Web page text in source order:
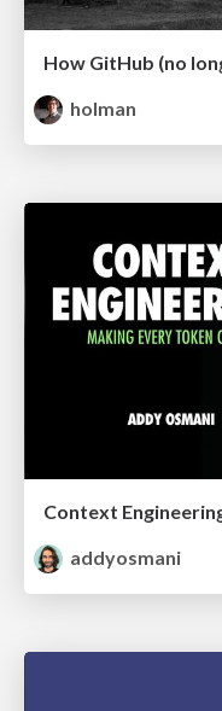
How GitHub (no
holman
Context
addyosmani